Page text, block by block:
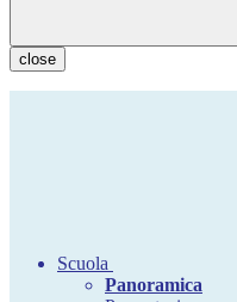
close
Scuola
Panoramica